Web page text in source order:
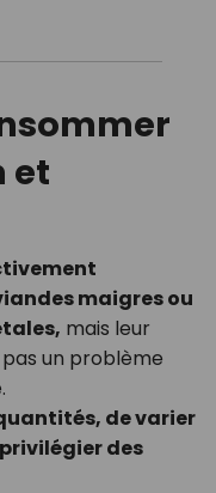
et
maigres ou
mais leur
un problème
de varier
des